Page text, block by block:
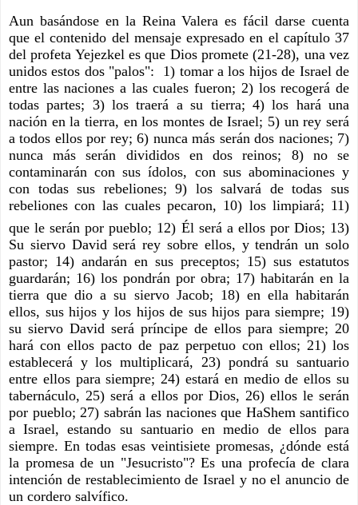
Aun basándose en la Reina Valera es fácil darse cuenta
que el contenido del mensaje expresado en el capítulo 37
del profeta Yejezkel es que Dios promete (21-28), una vez
unidos estos dos "palos":  1) tomar a los hijos de Israel de
entre las naciones a las cuales fueron; 2) los recogerá de
todas partes; 3) los traerá a su tierra; 4) los hará una
nación en la tierra, en los montes de Israel; 5) un rey será
a todos ellos por rey; 6) nunca más serán dos naciones; 7)
nunca más serán divididos en dos reinos; 8) no se
contaminarán con sus ídolos, con sus abominaciones y
con todas sus rebeliones; 9) los salvará de todas sus
rebeliones con las cuales pecaron, 10) los limpiará; 11)
que le serán por pueblo; 12) Él será a ellos por Dios; 13)
Su siervo David será rey sobre ellos, y tendrán un solo
pastor; 14) andarán en sus preceptos; 15) sus estatutos
guardarán; 16) los pondrán por obra; 17) habitarán en la
tierra que dio a su siervo Jacob; 18) en ella habitarán
ellos, sus hijos y los hijos de sus hijos para siempre; 19)
su siervo David será príncipe de ellos para siempre; 20
hará con ellos pacto de paz perpetuo con ellos; 21) los
establecerá y los multiplicará, 23) pondrá su santuario
entre ellos para siempre; 24) estará en medio de ellos su
tabernáculo, 25) será a ellos por Dios, 26) ellos le serán
por pueblo; 27) sabrán las naciones que HaShem santifico
a Israel, estando su santuario en medio de ellos para
siempre. En todas esas veintisiete promesas, ¿dónde está
la promesa de un "Jesucristo"? Es una profecía de clara
intención de restablecimiento de Israel y no el anuncio de
un cordero salvífico.